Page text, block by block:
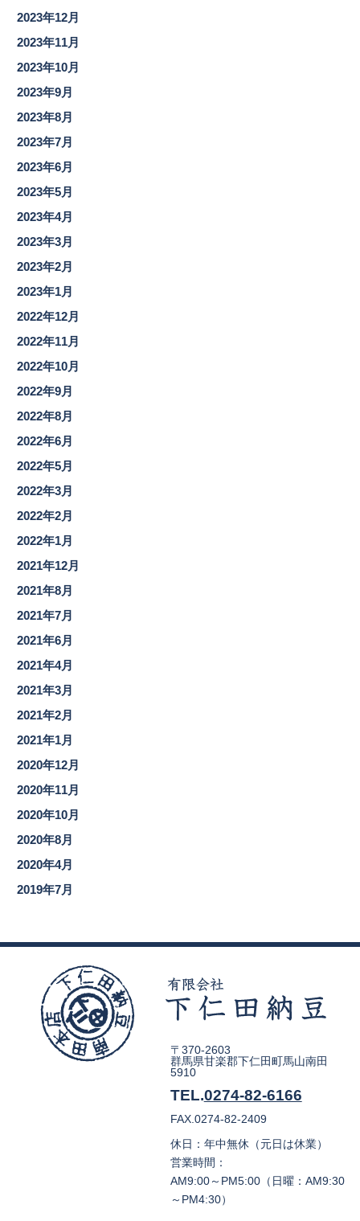
2023年12月
2023年11月
2023年10月
2023年9月
2023年8月
2023年7月
2023年6月
2023年5月
2023年4月
2023年3月
2023年2月
2023年1月
2022年12月
2022年11月
2022年10月
2022年9月
2022年8月
2022年6月
2022年5月
2022年3月
2022年2月
2022年1月
2021年12月
2021年8月
2021年7月
2021年6月
2021年4月
2021年3月
2021年2月
2021年1月
2020年12月
2020年11月
2020年10月
2020年8月
2020年4月
2019年7月
〒370-2603
群馬県甘楽郡下仁田町馬山南田
5910
TEL.0274-82-6166
FAX.0274-82-2409
休日：年中無休（元日は休業）
営業時間：
AM9:00～PM5:00（日曜：AM9:30
～PM4:30）